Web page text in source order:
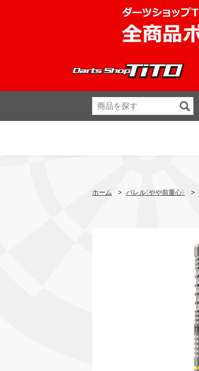
ホーム > バレル（やや前重心） >